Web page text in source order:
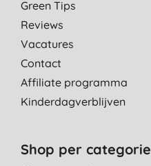
Green Tips
Reviews
Vacatures
Contact
Affiliate programma
Kinderdagverblijven
Shop per categorie